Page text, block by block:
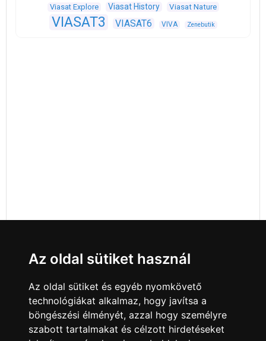
Viasat Explore Viasat History Viasat Nature
VIASAT3 VIASAT6 VIVA Zenebutik
Az oldal sütiket használ
Az oldal sütiket és egyéb nyomkövető
technológiákat alkalmaz, hogy javítsa a
böngészési élményét, azzal hogy személyre
szabott tartalmakat és célzott hirdetéseket